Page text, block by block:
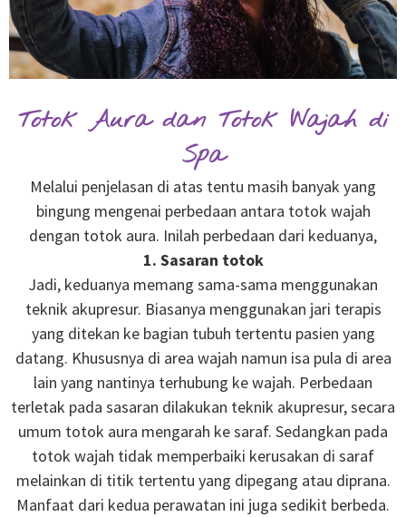
Totok Aura dan Totok Wajah di
Spa
Melalui penjelasan di atas tentu masih banyak yang
bingung mengenai perbedaan antara totok wajah
dengan totok aura. Inilah perbedaan dari keduanya,
1. Sasaran totok
Jadi, keduanya memang sama-sama menggunakan
teknik akupresur. Biasanya menggunakan jari terapis
yang ditekan ke bagian tubuh tertentu pasien yang
datang. Khususnya di area wajah namun isa pula di area
lain yang nantinya terhubung ke wajah. Perbedaan
terletak pada sasaran dilakukan teknik akupresur, secara
umum totok aura mengarah ke saraf. Sedangkan pada
totok wajah tidak memperbaiki kerusakan di saraf
melainkan di titik tertentu yang dipegang atau diprana.
Manfaat dari kedua perawatan ini juga sedikit berbeda.